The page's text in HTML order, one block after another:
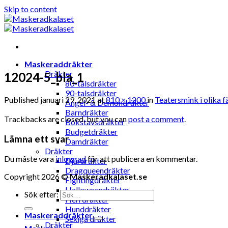
Skip to content
Maskeraddräkter
Dräkter
80-talsdräkter
90-talsdräkter
Ängel- & Demondräkter
Barndräkter
Bokstavsdräkter
Budgetdräkter
Damdräkter
Dräkter
Djurdräkter
Dragqueendräkter
Fightingdräkter
Halloweendräkter
Herrdräkter
Hunddräkter
Sexiga dräkter
12024-5_bla_1
Published januari 29, 2021at810 × 1200in Teatersmink i olika
Trackbacks are closed, but you canpost a comment.
Lämna ett svar
Du måste vara inloggadför att publicera en kommentar.
Copyright 2026 ©Maskeradkalaset.se
Sök efter:
Maskeraddräkter
Dräkter